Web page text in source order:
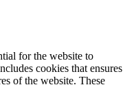
for the website to
cookies that ensures
of the website. These